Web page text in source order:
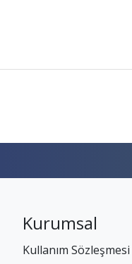
Kurumsal
Kullanım Sözleşmesi